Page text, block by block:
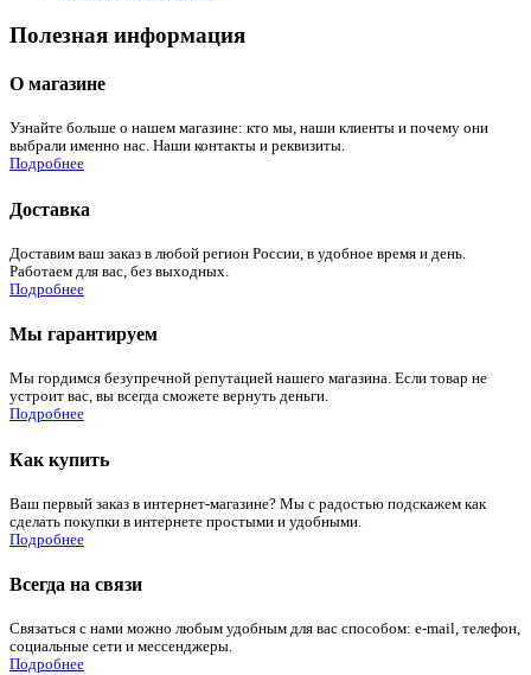
Полезная информация
О магазине
Узнайте больше о нашем магазине: кто мы, наши клиенты и почему они
выбрали именно нас. Наши контакты и реквизиты.
Подробнее
Доставка
Доставим ваш заказ в любой регион России, в удобное время и день.
Работаем для вас, без выходных.
Подробнее
Мы гарантируем
Мы гордимся безупречной репутацией нашего магазина. Если товар не
устроит вас, вы всегда сможете вернуть деньги.
Подробнее
Как купить
Ваш первый заказ в интернет-магазине? Мы с радостью подскажем как
сделать покупки в интернете простыми и удобными.
Подробнее
Всегда на связи
Связаться с нами можно любым удобным для вас способом: e-mail, телефон,
социальные сети и мессенджеры.
Подробнее